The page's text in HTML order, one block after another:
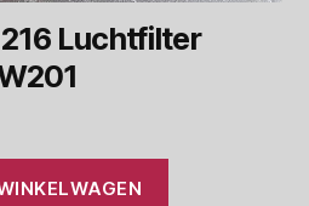
Luchtfilter